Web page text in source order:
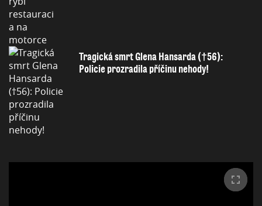
Tragická smrt Glena Hansarda (†56):
Policie prozradila příčinu nehody!